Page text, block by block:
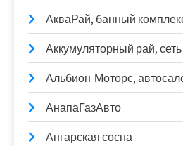
АкваРай, банный
Аккумуляторный рай,
Альбион-Моторс,
АнапаГазАвто
Ангарская сосна